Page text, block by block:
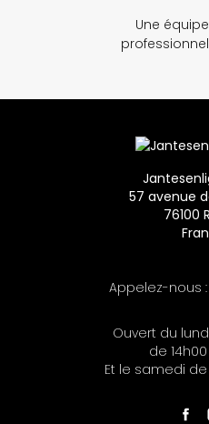
Une
57 avenue
76100
Appelez-nous :
Ouvert du
de
Et le samedi de